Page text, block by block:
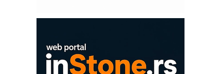
EVOKS Maintenance Management
ROSA i SCHUNK podižu proizvodnju
na viši nivo